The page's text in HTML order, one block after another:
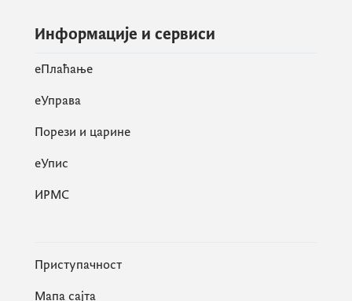
Информације и сервиси
eПлаћање
еУправа
Порези и царине
eУпис
ИРМС
Приступачност
Мапа сајта